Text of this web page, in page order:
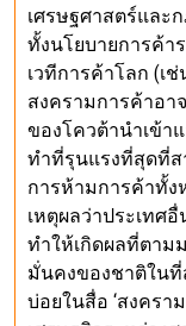
เศรษฐศาสตร์และ
ทั้งนโยบายการค้า
เวทีการค้าโลก (เช่
สงครามการค้าอา
ของโควต้านำเข้า
ทำที่รุนแรงที่สุดที่ส
การห้ามการค้าทั้ง
เหตุผลว่าประเทศ
ทำให้เกิดผลที่ตาม
มั่นคงของชาติในที่
บ่อยในสื่อ ‘สงครา